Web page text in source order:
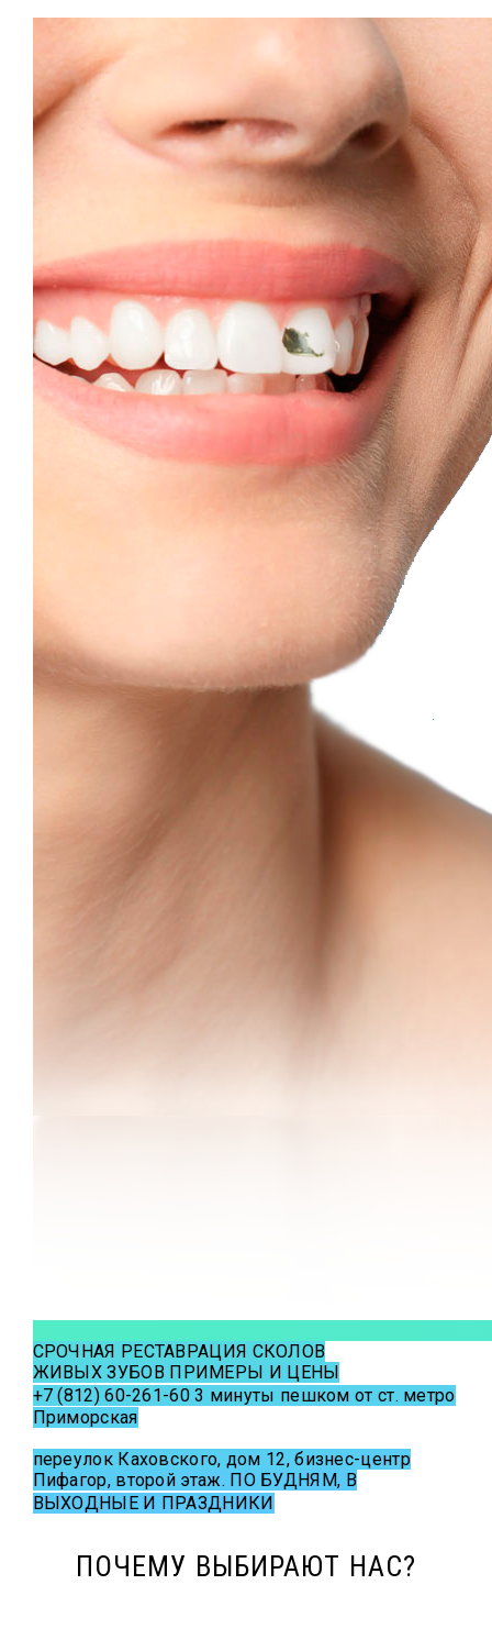
СРОЧНАЯ РЕСТАВРАЦИЯ СКОЛОВ
ЖИВЫХ ЗУБОВ ПРИМЕРЫ И ЦЕНЫ
+7 (812) 60-261-603 минуты пешком от ст. метро
Приморская
переулок Каховского, дом 12, бизнес-центр
Пифагор, второй этаж. ПО БУДНЯМ, В
ВЫХОДНЫЕ И ПРАЗДНИКИ
ПОЧЕМУ ВЫБИРАЮТ НАС?